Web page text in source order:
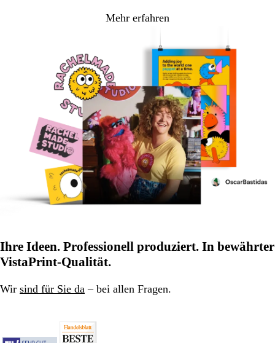
Mehr erfahren
Ihre Ideen. Professionell produziert. In bewährter
VistaPrint-Qualität.
Wir sind für Sie da – bei allen Fragen.